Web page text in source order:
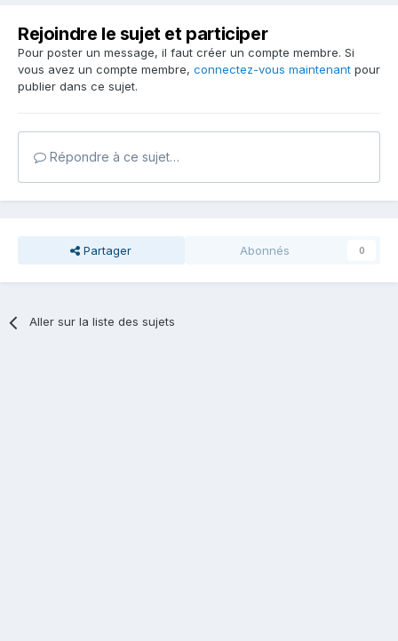
Rejoindre le sujet et participer
Pour poster un message, il faut créer un compte membre. Si
vous avez un compte membre, connectez-vous maintenant pour
publier dans ce sujet.
Répondre à ce sujet…
Partager Abonnés 0
Aller sur la liste des sujets